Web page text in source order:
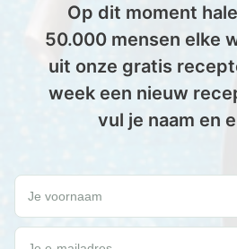
Op dit moment
50.000 mensen elke
uit onze gratis
week een nieuw
vul je naam en
Wil jij elke vrijdag een gratis
Je voornaam
Je e-mailadres